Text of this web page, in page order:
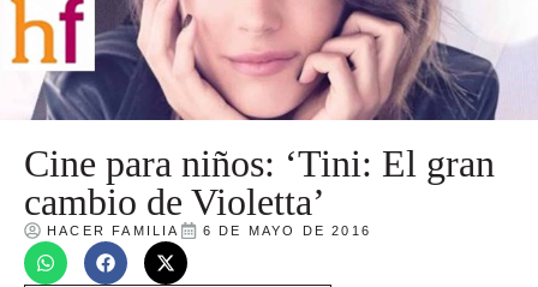
Cine para niños: ‘Tini: El gran
cambio de Violetta’
HACER FAMILIA 6 DE MAYO DE 2016